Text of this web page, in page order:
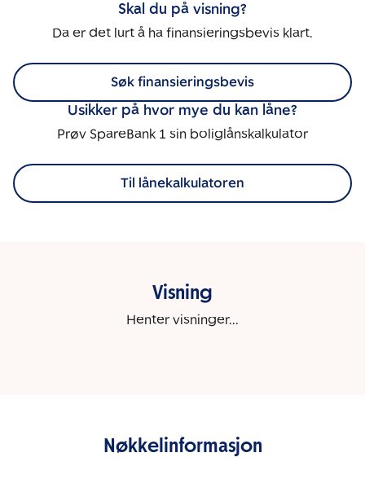
Skal du på visning?
Da er det lurt å ha finansieringsbevis klart.
Søk finansieringsbevis
Usikker på hvor mye du kan låne?
Prøv SpareBank 1 sin boliglånskalkulator
Til lånekalkulatoren
Visning
Henter visninger...
Nøkkelinformasjon